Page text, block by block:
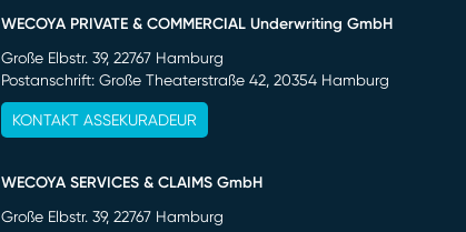
WECOYA PRIVATE & COMMERCIAL Underwriting GmbH
Große Elbstr. 39, 22767 Hamburg
Postanschrift: Große Theaterstraße 42, 20354 Hamburg
KONTAKT ASSEKURADEUR
WECOYA SERVICES & CLAIMS GmbH
Große Elbstr. 39, 22767 Hamburg